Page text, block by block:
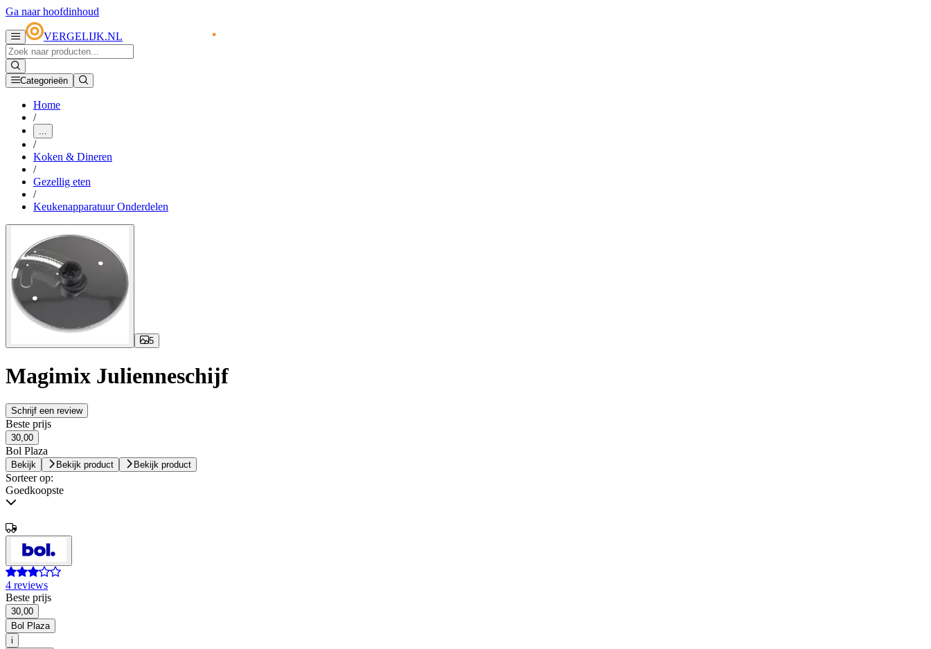
Ga naar hoofdinhoud
VERGELIJK.NL
Categorieën
Home
/
...
/
Koken & Dineren
/
Gezellig eten
/
Keukenapparatuur Onderdelen
5
Magimix Julienneschijf
Schrijf een review
Beste prijs
30,00
Bol Plaza
Bekijk Bekijk product Bekijk product
Sorteer op:
Goedkoopste
4 reviews
Beste prijs
30,00
Bol Plaza
i